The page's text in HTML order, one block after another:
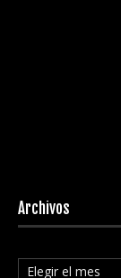
Archivos
Archivos